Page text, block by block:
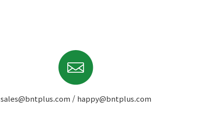
sales@bntplus.com / happy@bntplus.com